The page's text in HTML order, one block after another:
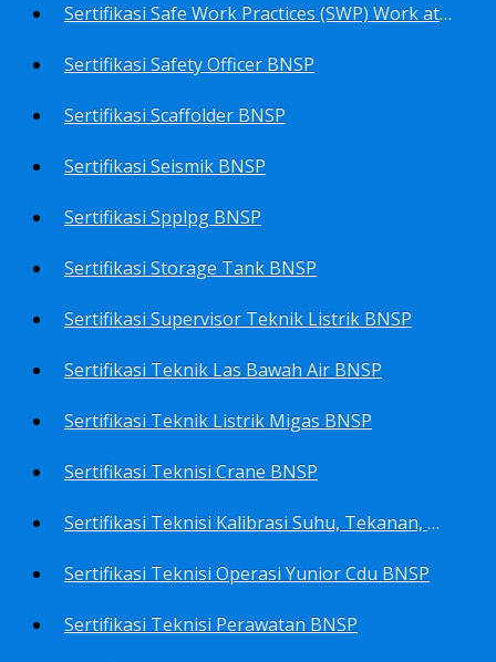
Sertifikasi Safe Work Practices (SWP) Work at Height BNSP
Sertifikasi Safety Officer BNSP
Sertifikasi Scaffolder BNSP
Sertifikasi Seismik BNSP
Sertifikasi Spplpg BNSP
Sertifikasi Storage Tank BNSP
Sertifikasi Supervisor Teknik Listrik BNSP
Sertifikasi Teknik Las Bawah Air BNSP
Sertifikasi Teknik Listrik Migas BNSP
Sertifikasi Teknisi Crane BNSP
Sertifikasi Teknisi Kalibrasi Suhu, Tekanan, Densitas, Volume BNSP
Sertifikasi Teknisi Operasi Yunior Cdu BNSP
Sertifikasi Teknisi Perawatan BNSP